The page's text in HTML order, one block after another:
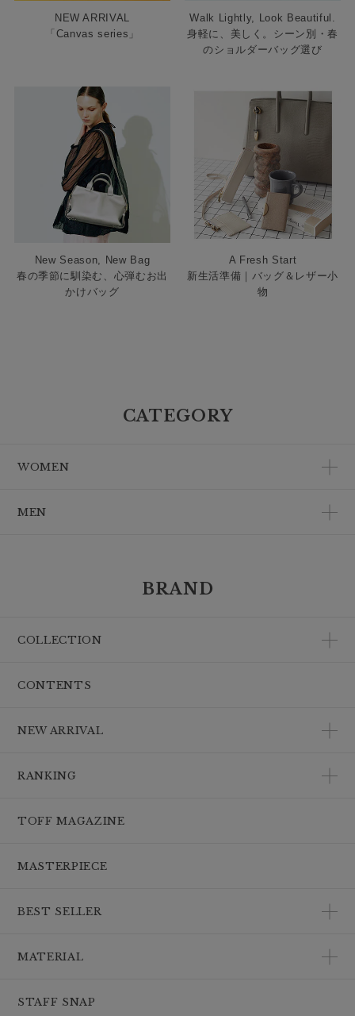
NEW ARRIVAL
「Canvas series」
Walk Lightly, Look Beautiful.
身軽に、美しく。シーン別・春
のショルダーバッグ選び
New Season, New Bag
春の季節に馴染む、心弾むお出
かけバッグ
A Fresh Start
新生活準備｜バッグ＆レザー小
物
CATEGORY
WOMEN
MEN
BRAND
COLLECTION
CONTENTS
NEW ARRIVAL
RANKING
TOFF MAGAZINE
MASTERPIECE
BEST SELLER
MATERIAL
STAFF SNAP